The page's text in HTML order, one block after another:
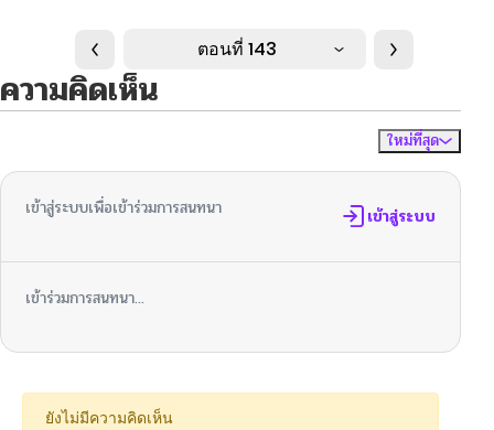
ตอนที่ 143
ความคิดเห็น
ใหม่ที่สุด
เข้าสู่ระบบเพื่อเข้าร่วมการสนทนา เข้าสู่ระบบ
เข้าร่วมการสนทนา...
ยังไม่มีความคิดเห็น